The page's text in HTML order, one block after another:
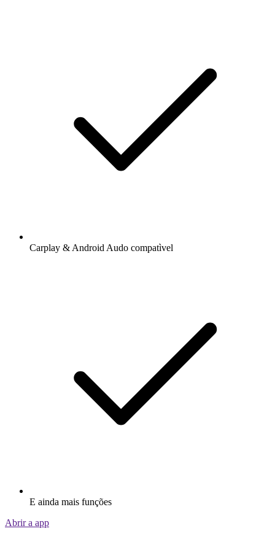
Carplay & Android Audo compatìvel
E ainda mais funções
Abrir a app